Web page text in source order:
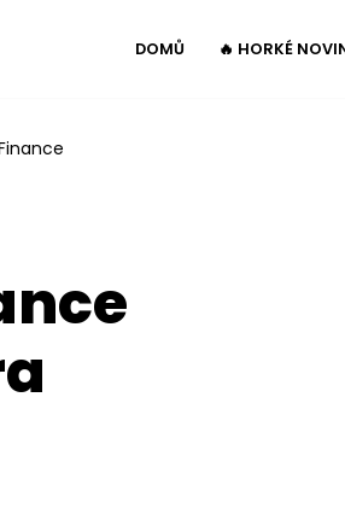
DOMŮ 🔥 HORKÉ